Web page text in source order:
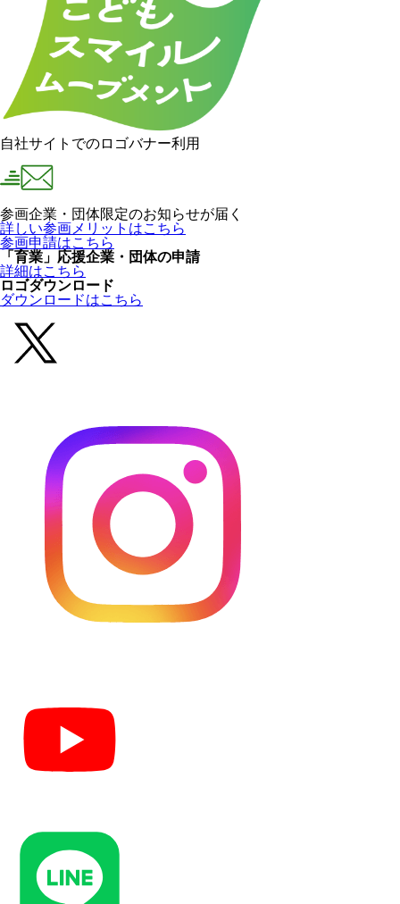
自社サイトでのロゴバナー利用
参画企業・団体限定のお知らせが届く
詳しい参画メリットはこちら
参画申請はこちら
「育業」応援企業・団体の申請
詳細はこちら
ロゴダウンロード
ダウンロードはこちら